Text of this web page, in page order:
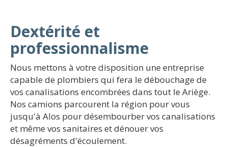
Dextérité et
professionnalisme
Nous mettons à votre disposition une entreprise
capable de plombiers qui fera le débouchage de
vos canalisations encombrées dans tout le Ariège.
Nos camions parcourent la région pour vous
jusqu'à Alos pour désembourber vos canalisations
et même vos sanitaires et dénouer vos
désagréments d'écoulement.